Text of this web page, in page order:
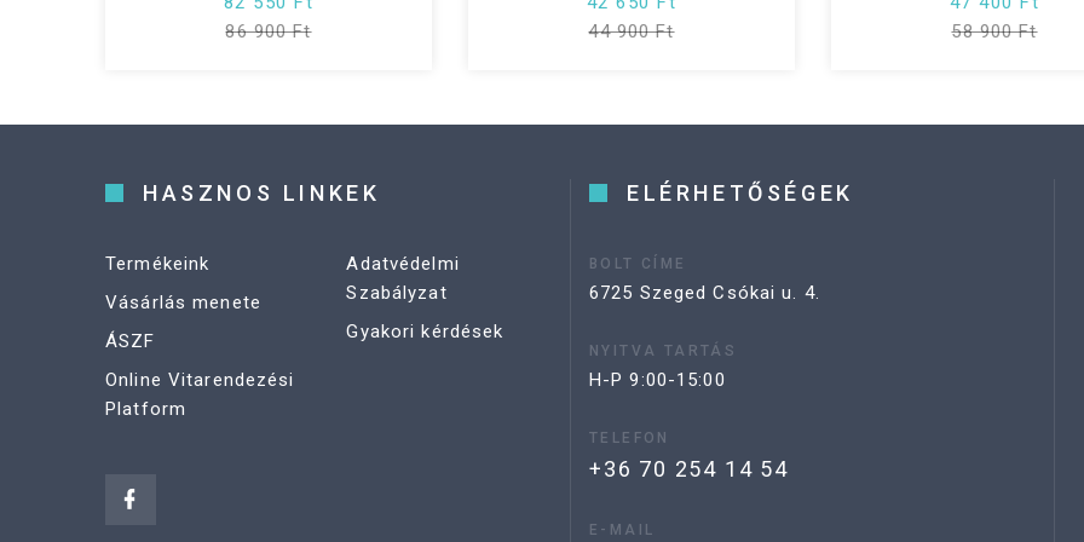
86 900 Ft
44 900 Ft
58 900 Ft
HASZNOS LINKEK
Termékeink
Vásárlás menete
ÁSZF
Online Vitarendezési
Platform
Adatvédelmi
Szabályzat
Gyakori kérdések
ELÉRHETŐSÉGEK
BOLT CÍME
6725 Szeged Csókai u. 4.
NYITVA TARTÁS
H-P 9:00-15:00
TELEFON
+36 70 254 14 54
E-MAIL